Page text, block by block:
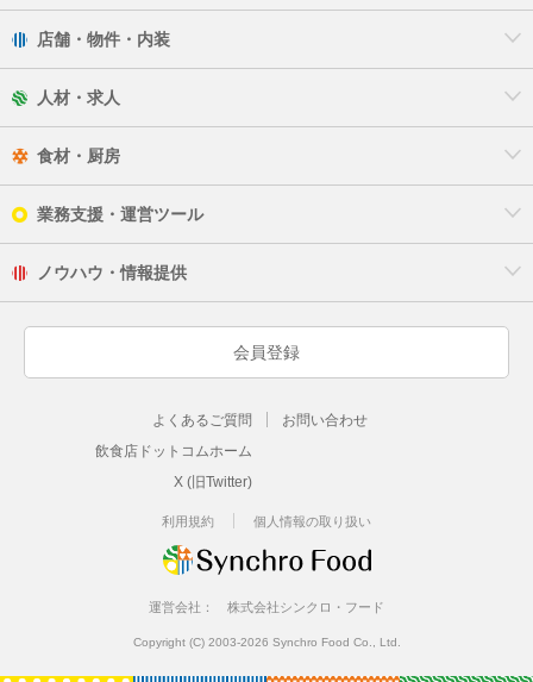
店舗・物件・内装
人材・求人
食材・厨房
業務支援・運営ツール
ノウハウ・情報提供
会員登録
よくあるご質問
お問い合わせ
飲食店ドットコムホーム
X (旧Twitter)
利用規約 個人情報の取り扱い
運営会社： 株式会社シンクロ・フード
Copyright (C) 2003-2026 Synchro Food Co., Ltd.